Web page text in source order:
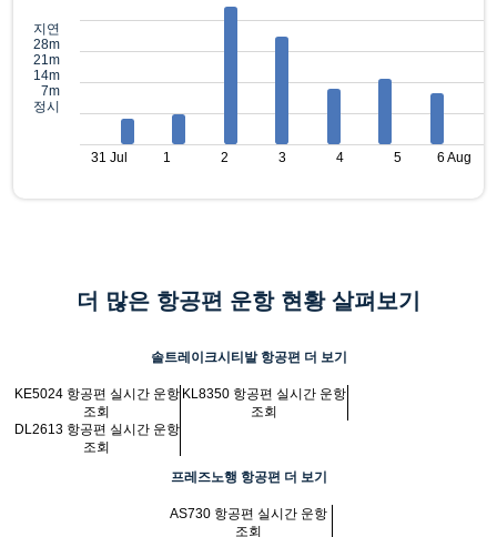
지연
28m
21m
14m
7m
정시
31 Jul 1 2 3 4 5 6 Aug
더 많은 항공편 운항 현황 살펴보기
솔트레이크시티발 항공편 더 보기
KE5024 항공편 실시간 운항
조회
KL8350 항공편 실시간 운항
조회
DL2613 항공편 실시간 운항
조회
프레즈노행 항공편 더 보기
AS730 항공편 실시간 운항
조회